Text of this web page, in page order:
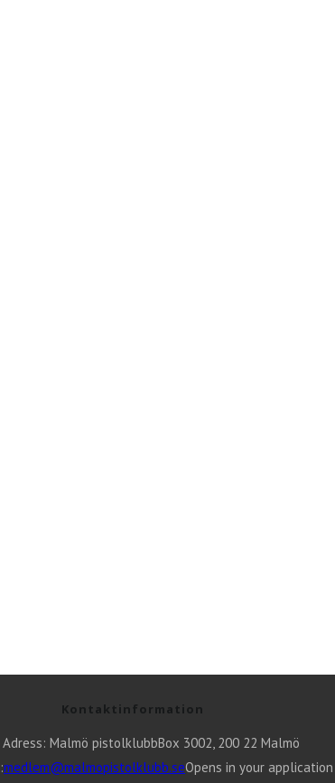
Kontaktinformation
Adress: Malmö pistolklubbBox 3002, 200 22 Malmö
medlem@malmopistolklubb.seOpens in your application